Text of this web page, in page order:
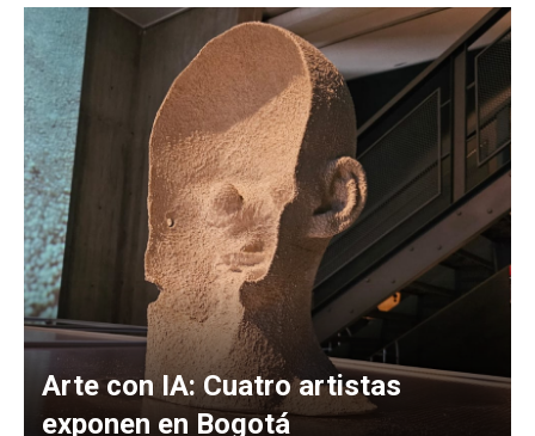
Arte con IA: Cuatro artistas
exponen en Bogotá